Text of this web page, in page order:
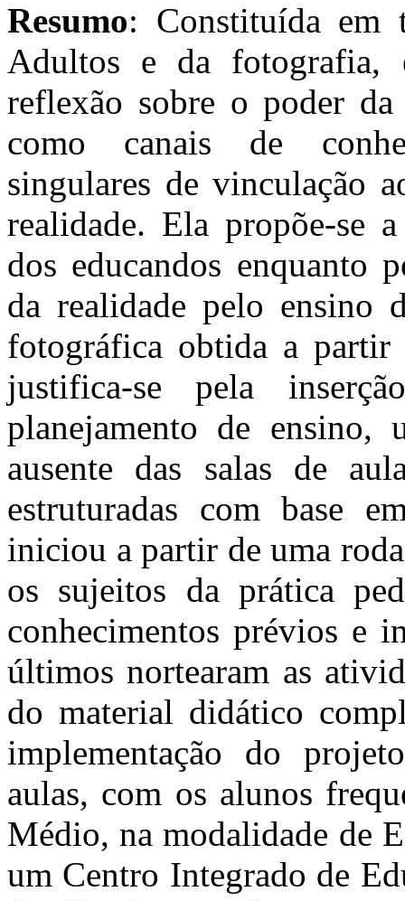
Resumo: Constituída em
Adultos e da fotografia,
reflexão sobre o poder da
como canais de
singulares de vinculação
realidade. Ela propõe-se
dos educandos enquanto
da realidade pelo ensino
fotográfica obtida a partir
justifica-se pela
planejamento de ensino,
ausente das salas de
estruturadas com base
iniciou a partir de uma
os sujeitos da prática
conhecimentos prévios e
últimos nortearam as
do material didático
implementação do
aulas, com os alunos
Médio, na modalidade de
um Centro Integrado de